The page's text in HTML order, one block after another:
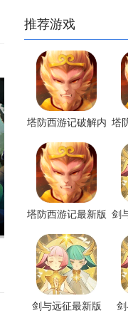
推荐游戏
塔防西游记破解内
购版
塔
塔防西游记最新版 剑
剑与远征最新版